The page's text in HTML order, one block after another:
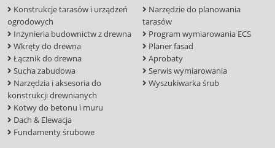
Konstrukcje tarasów i urządzeń
ogrodowych
Inżynieria budownictw z drewna
Wkręty do drewna
Łącznik do drewna
Sucha zabudowa
Narzędzia i aksesoria do
konstrukcji drewnianych
Kotwy do betonu i muru
Dach & Elewacja
Fundamenty śrubowe
Narzędzie do planowania
tarasów
Program wymiarowania ECS
Planer fasad
Aprobaty
Serwis wymiarowania
Wyszukiwarka śrub